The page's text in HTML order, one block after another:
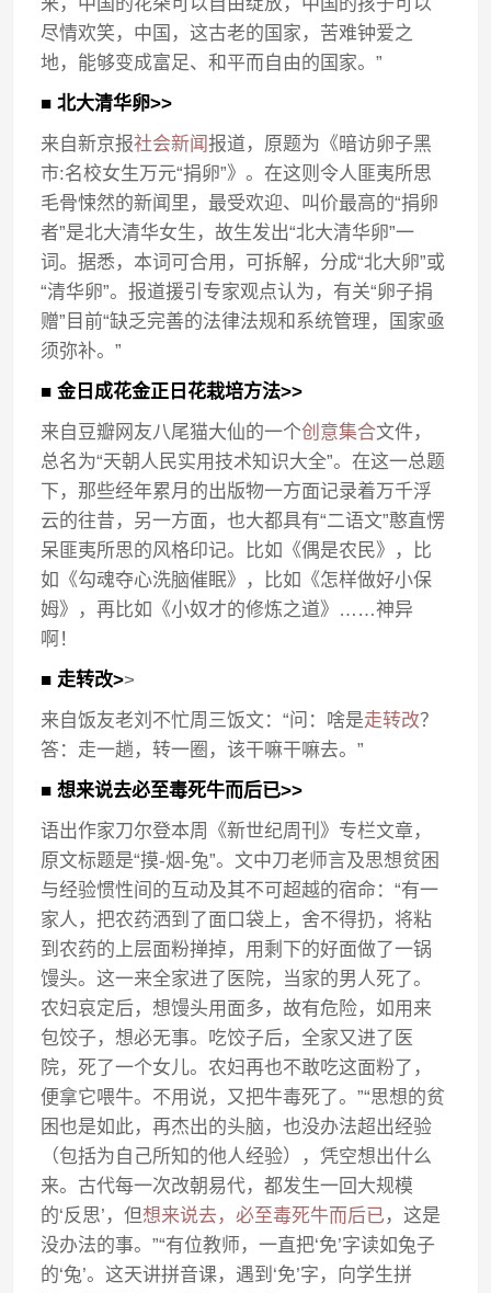
尽情欢笑，中国，这古老的国家，苦难钟爱之
地，能够变成富足、和平而自由的国家。”
■ 北大清华卵>>
来自新京报社会新闻报道，原题为《暗访卵子黑
市:名校女生万元“捐卵”》。在这则令人匪夷所思
毛骨悚然的新闻里，最受欢迎、叫价最高的“捐卵
者”是北大清华女生，故生发出“北大清华卵”一
词。据悉，本词可合用，可拆解，分成“北大卵”或
“清华卵”。报道援引专家观点认为，有关“卵子捐
赠”目前“缺乏完善的法律法规和系统管理，国家亟
须弥补。”
■ 金日成花金正日花栽培方法>>
来自豆瓣网友八尾猫大仙的一个创意集合文件，
总名为“天朝人民实用技术知识大全”。在这一总题
下，那些经年累月的出版物一方面记录着万千浮
云的往昔，另一方面，也大都具有“二语文”憨直愣
呆匪夷所思的风格印记。比如《偶是农民》，比
如《勾魂夺心洗脑催眠》，比如《怎样做好小保
姆》，再比如《小奴才的修炼之道》……神异
啊！
■ 走转改>>
来自饭友老刘不忙周三饭文：“问：啥是走转改？
答：走一趟，转一圈，该干嘛干嘛去。”
■ 想来说去必至毒死牛而后已>>
语出作家刀尔登本周《新世纪周刊》专栏文章，
原文标题是“摸-烟-兔”。文中刀老师言及思想贫困
与经验惯性间的互动及其不可超越的宿命：“有一
家人，把农药洒到了面口袋上，舍不得扔，将粘
到农药的上层面粉掸掉，用剩下的好面做了一锅
馒头。这一来全家进了医院，当家的男人死了。
农妇哀定后，想馒头用面多，故有危险，如用来
包饺子，想必无事。吃饺子后，全家又进了医
院，死了一个女儿。农妇再也不敢吃这面粉了，
便拿它喂牛。不用说，又把牛毒死了。”“思想的贫
困也是如此，再杰出的头脑，也没办法超出经验
（包括为自己所知的他人经验），凭空想出什么
来。古代每一次改朝易代，都发生一回大规模
的‘反思’，但想来说去，必至毒死牛而后已 ，这是
没办法的事。”“有位教师，一直把‘免’字读如兔子
的‘兔’。这天讲拼音课，遇到‘免’字，向学生拼